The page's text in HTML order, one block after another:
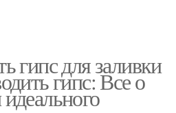
гипс для заливки
гипс: Все о